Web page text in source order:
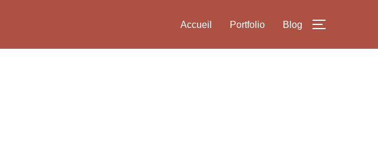
Accueil Portfolio Blog